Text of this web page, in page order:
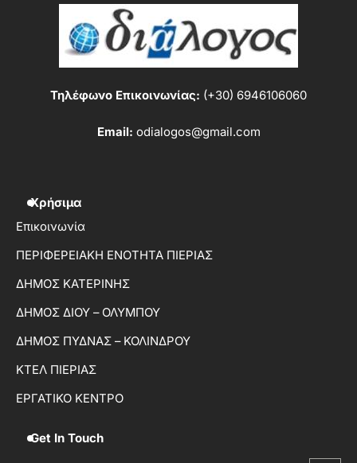
Τηλέφωνο Επικοινωνίας: (+30) 6946106060
Email: odialogos@gmail.com
Χρήσιμα
Επικοινωνία
ΠΕΡΙΦΕΡΕΙΑΚΗ ΕΝΟΤΗΤΑ ΠΙΕΡΙΑΣ
ΔΗΜΟΣ ΚΑΤΕΡΙΝΗΣ
ΔΗΜΟΣ ΔΙΟΥ – ΟΛΥΜΠΟΥ
ΔΗΜΟΣ ΠΥΔΝΑΣ – ΚΟΛΙΝΔΡΟΥ
ΚΤΕΛ ΠΙΕΡΙΑΣ
ΕΡΓΑΤΙΚΟ ΚΕΝΤΡΟ
Get In Touch